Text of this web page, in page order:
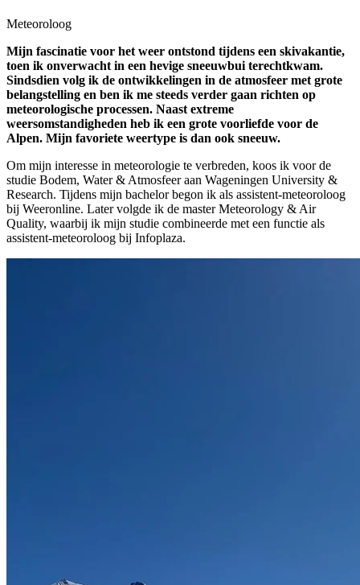
Meteoroloog
Mijn fascinatie voor het weer ontstond tijdens een skivakantie,
toen ik onverwacht in een hevige sneeuwbui terechtkwam.
Sindsdien volg ik de ontwikkelingen in de atmosfeer met grote
belangstelling en ben ik me steeds verder gaan richten op
meteorologische processen. Naast extreme
weersomstandigheden heb ik een grote voorliefde voor de
Alpen. Mijn favoriete weertype is dan ook sneeuw.
Om mijn interesse in meteorologie te verbreden, koos ik voor de
studie Bodem, Water & Atmosfeer aan Wageningen University &
Research. Tijdens mijn bachelor begon ik als assistent-meteoroloog
bij Weeronline. Later volgde ik de master Meteorology & Air
Quality, waarbij ik mijn studie combineerde met een functie als
assistent-meteoroloog bij Infoplaza.